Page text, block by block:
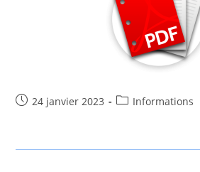
24 janvier 2023 Informations